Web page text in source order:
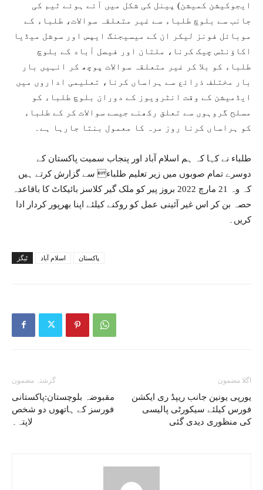
ایجوکیشن کمیشن) پینل کی شکل میں آئے ہوئے ٹیم کی
جانب سے بلوچ طلباء سے غیر متعلقہ سوالات، طلباء کے
موبائل فونز لیکر ان کے میسیجنگ ایپس اور سوشل میڈیا
اکاؤنٹس چیک کرنا، ملتان اور فیصل آباد کے بلوچ
طلباء کو بلا کر غیر متعلقہ سوالات پوچھ کر انہیں بار
بار مختلف ذرائع سے ہراساں کرنا، تعلیمی اداروں میں
ایڈمیشن کے وقت انٹرویوز کے دوران بلوچ طلباء کو
مسلح گروہوں سے تعلق رکھنے جیسے سوالات کر کے طلباء
کو ہراساں کرنا روز مرہ کا معمول بنتا جارہا ہے۔
طلباء نے کہا کہ ہم اسلام آباد اور پنجاب سمیت پاکستان کے
دوسرے تمام صوبوں میں زیر تعلیم طلباء سے گزارش کرتے ہیں
کہ وہ 21 مارچ 2022 بروز پیر کو ملک گیر کلاسز بائیکاٹ کا باقاعدہ
حصہ بن کر اس غیر آئینی عمل کو روکنے کیلئے اپنا بھرپور کردار ادا
کریں۔
ٹیگز اسلام آباد پاکستان
گزشتہ مضمون
مقبوضہ بلوچستان:پاکستانی
فورسز کے ہاتھوں دو شخص
لاپتہ۔
اگلا مضمون
یورپی یونین جانب ریپڈ ری ایکشن
فورس کیلئے سیکورٹی پالیسی
کی منظوری دیدی گئی